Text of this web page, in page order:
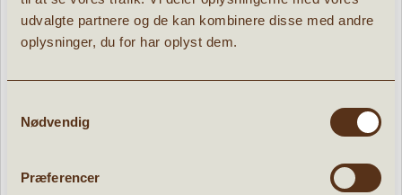
udvalgte partnere og de kan kombinere disse med andre
oplysninger, du for har oplyst dem.
Nødvendig
Præferencer
POPULÆRE PRODUKTER:
Tilbud